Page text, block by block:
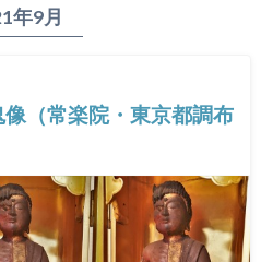
年9月
（常楽院・東京都調布